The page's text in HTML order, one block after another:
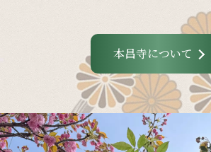
本昌寺について